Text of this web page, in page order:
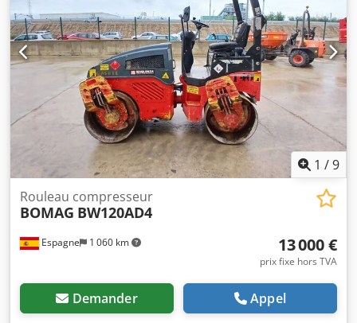
1 /9
Espagne 1 060 km
Rouleau compresseur
BOMAG BW120AD4
13 000 €
prix fixe hors TVA
Demander Appel